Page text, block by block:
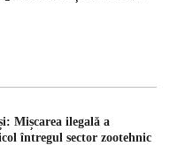
Mișcarea ilegală a
întregul sector zootehnic